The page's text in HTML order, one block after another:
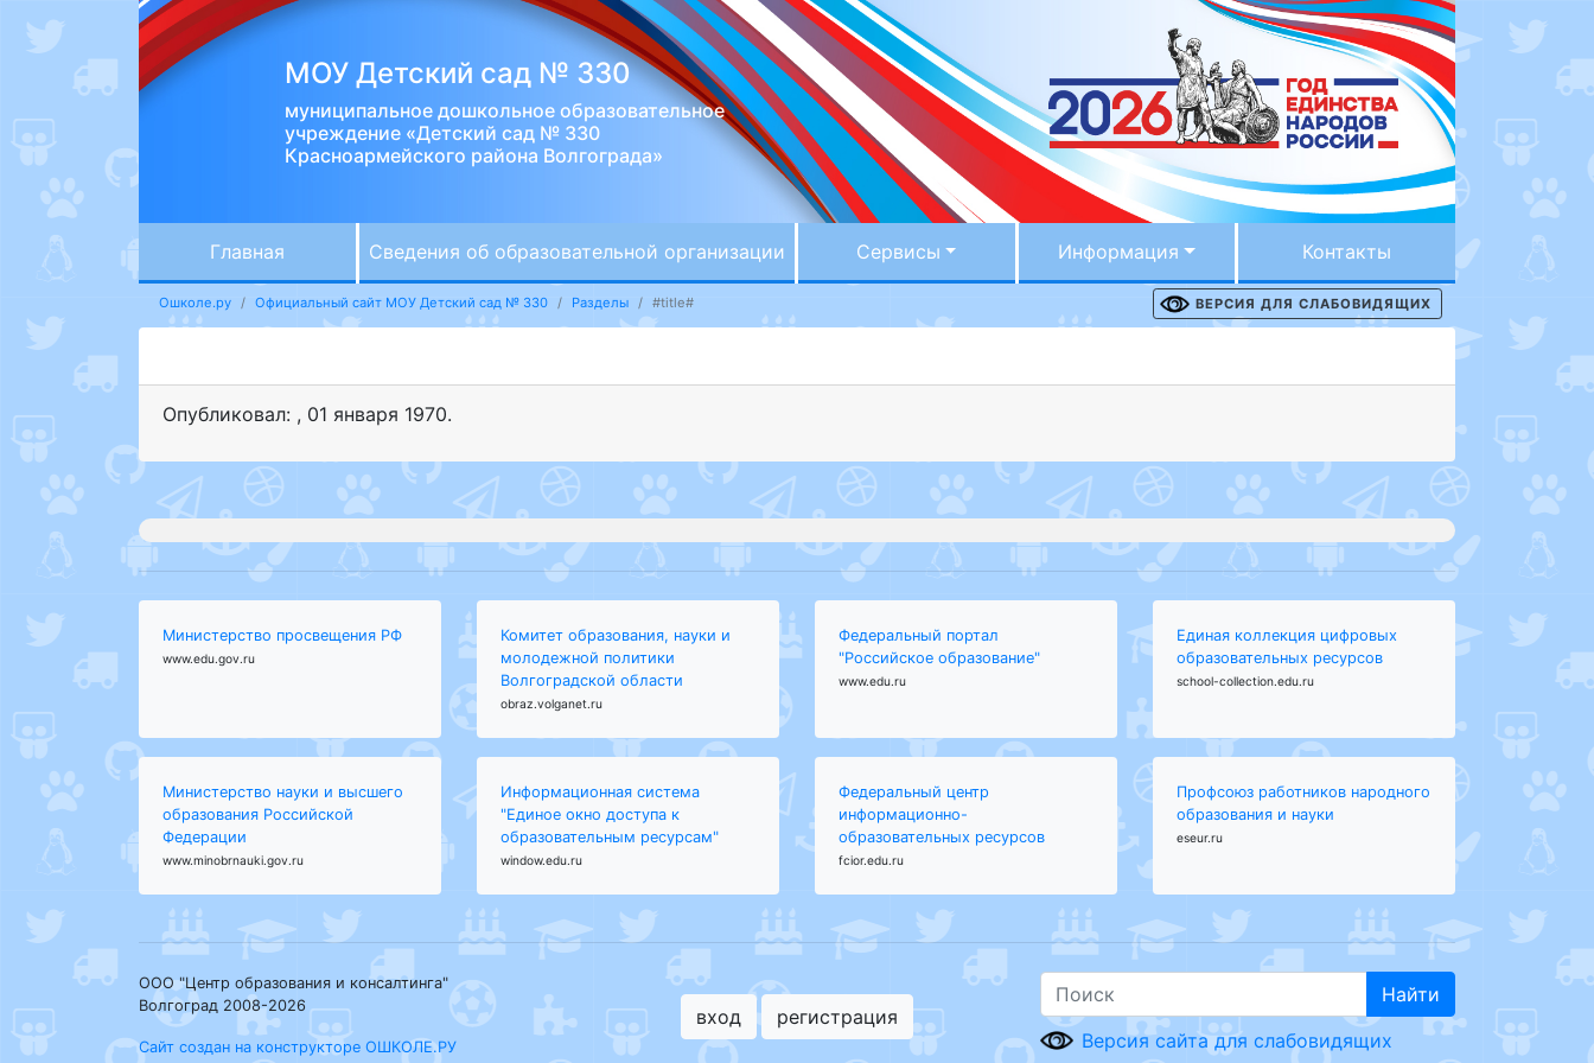
МОУ Детский сад № 330
муниципальное дошкольное образовательное
учреждение «Детский сад № 330
Красноармейского района Волгограда»
Главная Сведения об образовательной организации Сервисы Информация Контакты
Ошколе.ру Официальный сайт МОУ Детский сад № 330 Разделы #title# ВЕРСИЯ ДЛЯ СЛАБОВИДЯЩИХ
Опубликовал: , 01 января 1970.
Министерство просвещения РФ
www.edu.gov.ru
Комитет образования, науки и
молодежной политики
Волгоградской области
obraz.volganet.ru
Федеральный портал
"Российское образование"
www.edu.ru
Единая коллекция цифровых
образовательных ресурсов
school-collection.edu.ru
Министерство науки и высшего
образования Российской
Федерации
www.minobrnauki.gov.ru
Информационная система
"Единое окно доступа к
образовательным ресурсам"
window.edu.ru
Федеральный центр
информационно-
образовательных ресурсов
fcior.edu.ru
Профсоюз работников народного
образования и науки
eseur.ru
ООО "Центр образования и консалтинга"
Волгоград 2008-2026
Сайт создан на конструкторе ОШКОЛЕ.РУ
вход регистрация
Найти
Версия сайта для слабовидящих